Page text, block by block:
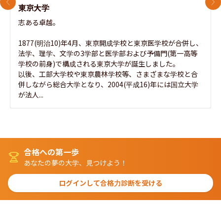
東京大学
志ある卓越。
1877(明治10)年4月、東京開成学校と東京医学校が合併し、
法学、理学、文学の3学部と医学部および予備門(第一高等
学校の前身)で構成される東京大学が誕生しました。
以後、工部大学校や東京農林学校等、さまざまな学校と合
併しながら総合大学となり、2004(平成16)年には国立大学
が法人...
前のスライド 次
合格への第一歩
あなたの夢の大学、見つけよう！
ログインして合格力診断を受ける